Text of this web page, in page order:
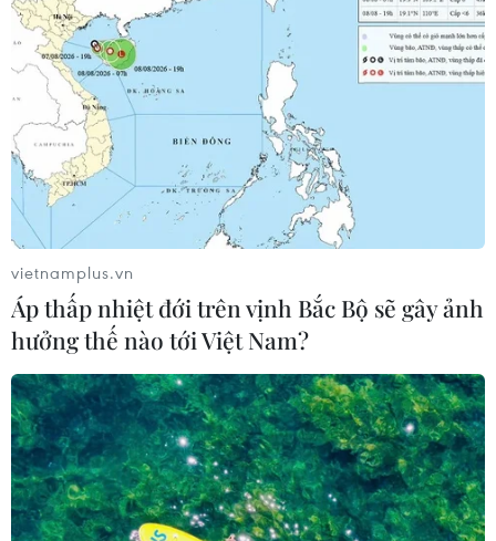
vietnamplus.vn
Áp thấp nhiệt đới trên vịnh Bắc Bộ sẽ gây ảnh
hưởng thế nào tới Việt Nam?